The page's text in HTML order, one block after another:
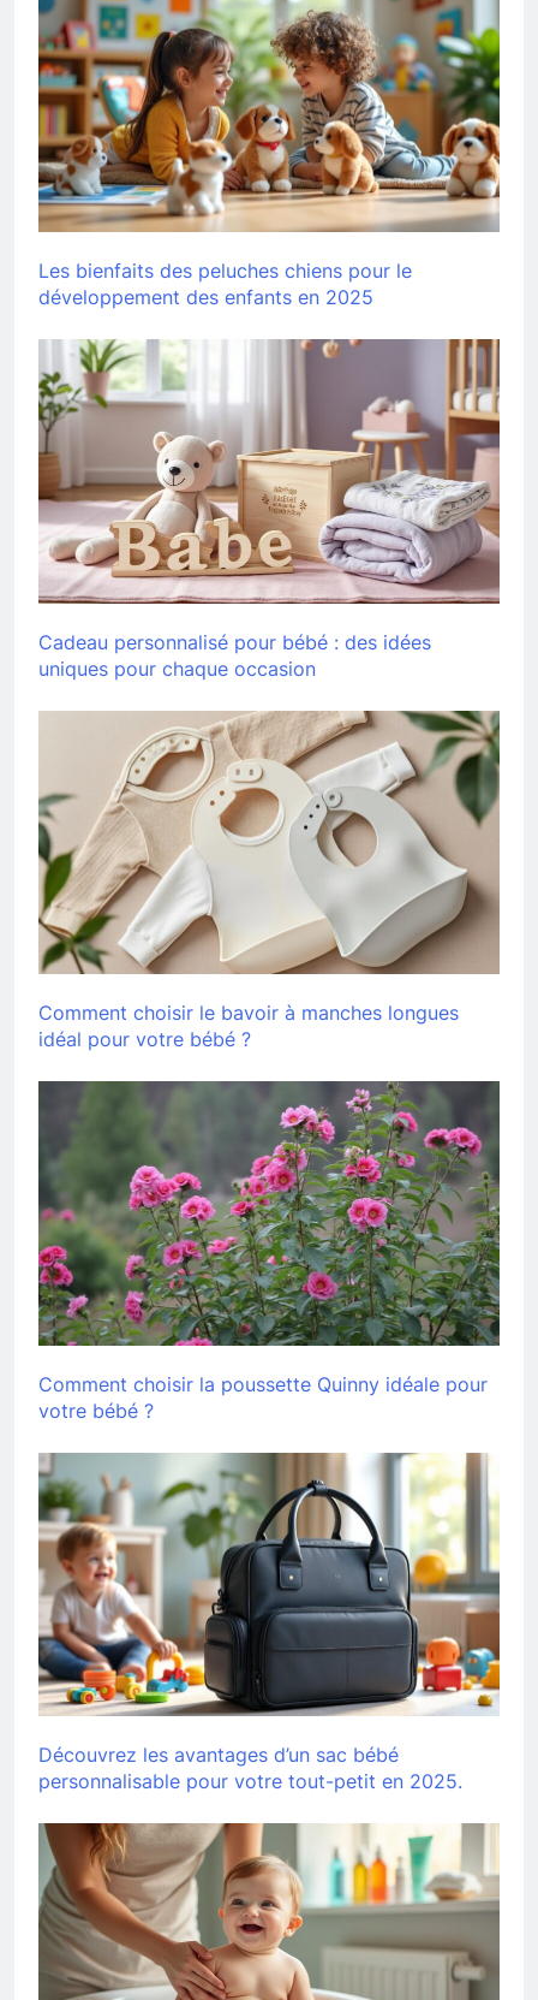
Les bienfaits des peluches chiens pour le
développement des enfants en 2025
Cadeau personnalisé pour bébé : des idées
uniques pour chaque occasion
Comment choisir le bavoir à manches longues
idéal pour votre bébé ?
Comment choisir la poussette Quinny idéale pour
votre bébé ?
Découvrez les avantages d’un sac bébé
personnalisable pour votre tout-petit en 2025.